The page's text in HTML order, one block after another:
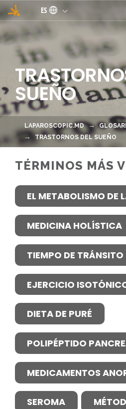
Pasar al contenido principal
ES
SUEÑO
LAPAROSCOPIC.MD
TRASTORNOS DEL SUEÑO
TÉRMINOS MÁS
EL METABOLISMO DE
MEDICINA HOLÍSTICA
TIEMPO DE
EJERCICIO
DIETA DE PURÉ
POLIPÉPTIDO
MEDICAMENTOS
SEROMA